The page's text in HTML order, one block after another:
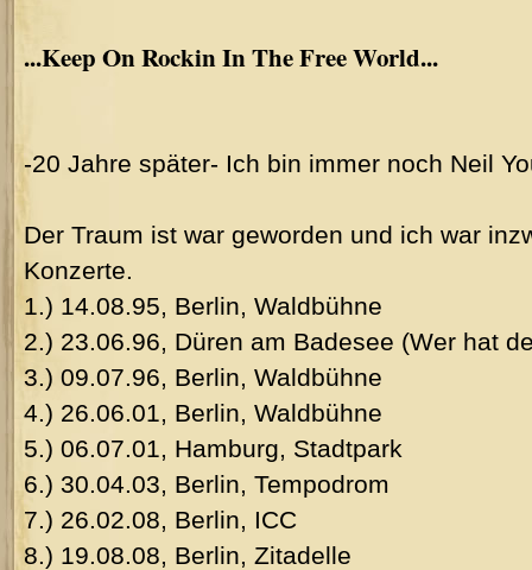
...Keep On Rockin In The Free World...
-20 Jahre später- Ich bin immer noch Neil
Der Traum ist war geworden und ich war
Konzerte.
1.) 14.08.95, Berlin, Waldbühne
2.) 23.06.96, Düren am Badesee (Wer hat
3.) 09.07.96, Berlin, Waldbühne
4.) 26.06.01, Berlin, Waldbühne
5.) 06.07.01, Hamburg, Stadtpark
6.) 30.04.03, Berlin, Tempodrom
7.) 26.02.08, Berlin, ICC
8.) 19.08.08, Berlin, Zitadelle